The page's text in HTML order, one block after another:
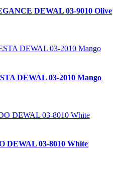
DEWAL 03-9010 Olive
DEWAL 03-2010 Mango
03-8010 White